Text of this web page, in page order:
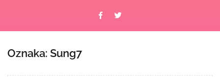
Facebook
Oznaka: Sung7